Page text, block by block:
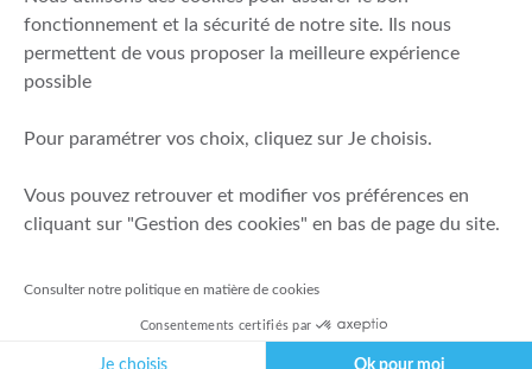
Politique de meilleure sélection
Politique de durabilité
Fonds de garantie des dépôts et de résolution
Mentions légales
Prévention de la fraude
Politique de gestion des conflits d'intérêts
fonctionnement et la sécurité de notre site. Ils nous
permettent de vous proposer la meilleure expérience
possible
Pour paramétrer vos choix, cliquez sur Je choisis.
Vous pouvez retrouver et modifier vos préférences en
cliquant sur "Gestion des cookies" en bas de page du site.
Consulter notre politique en matière de cookies
Consentements certifiés par
Je choisis Ok pour moi